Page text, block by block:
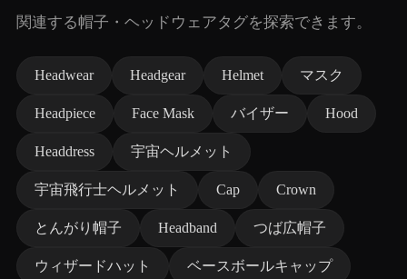
関連する帽子・ヘッドウェアタグを探索できます。
Headwear Headgear Helmet マスク
Headpiece Face Mask バイザー Hood
Headdress 宇宙ヘルメット
宇宙飛行士ヘルメット Cap Crown
とんがり帽子 Headband つば広帽子
ウィザードハット ベースボールキャップ